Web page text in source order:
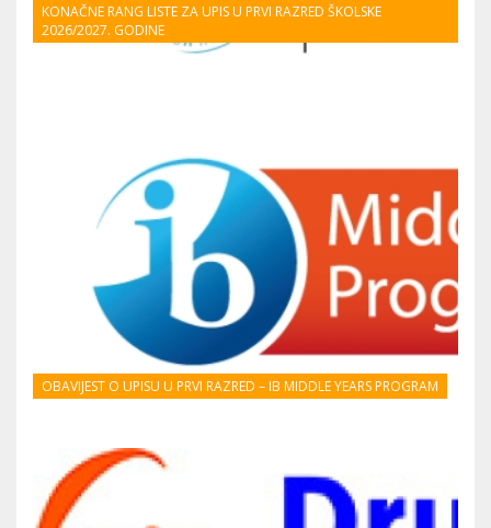
KONAČNE RANG LISTE ZA UPIS U PRVI RAZRED ŠKOLSKE
2026/2027. GODINE
OBAVIJEST O UPISU U PRVI RAZRED – IB MIDDLE YEARS PROGRAM